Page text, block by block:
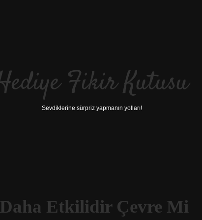
Fikir Kutusu
Sevdiklerine sürpriz yapmanın yolları!
Etkilidir Çevre Mi